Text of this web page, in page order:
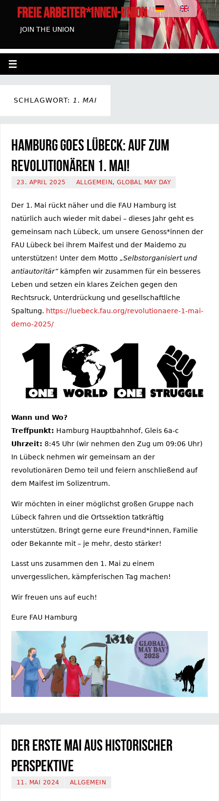
FREIE ARBEITER*INNEN-UNION HAMBURG
JOIN THE UNION
SCHLAGWORT: 1. MAI
Hamburg goes Lübeck: Auf zum
revolutionären 1. Mai!
23. APRIL 2025 ALLGEMEIN ,GLOBAL MAY DAY
Der 1. Mai rückt näher und die FAU Hamburg ist
natürlich auch wieder mit dabei – dieses Jahr geht es
gemeinsam nach Lübeck, um unsere Genoss*innen der
FAU Lübeck bei ihrem Maifest und der Maidemo zu
unterstützen! Unter dem Motto „Selbstorganisiert und
antiautoritär“kämpfen wir zusammen für ein besseres
Leben und setzen ein klares Zeichen gegen den
Rechtsruck, Unterdrückung und gesellschaftliche
Spaltung. https://luebeck.fau.org/revolutionaere-1-mai-
demo-2025/
Wann und Wo?
Treffpunkt: Hamburg Hauptbahnhof, Gleis 6a-c
Uhrzeit: 8:45 Uhr (wir nehmen den Zug um 09:06 Uhr)
In Lübeck nehmen wir gemeinsam an der
revolutionären Demo teil und feiern anschließend auf
dem Maifest im Solizentrum.
Wir möchten in einer möglichst großen Gruppe nach
Lübeck fahren und die Ortssektion tatkräftig
unterstützen. Bringt gerne eure Freund*innen, Familie
oder Bekannte mit – je mehr, desto stärker!
Lasst uns zusammen den 1. Mai zu einem
unvergesslichen, kämpferischen Tag machen!
Wir freuen uns auf euch!
Eure FAU Hamburg
Der erste Mai aus historischer
Perspektive
11. MAI 2024 ALLGEMEIN